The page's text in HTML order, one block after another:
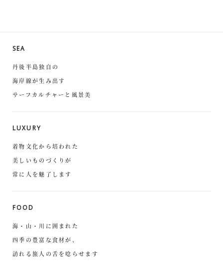
SEA
丹後半島独自の
海岸線が生み出す
サーフカルチャーと風景美
LUXURY
着物文化から培われた
美しいものづくりが
常に人を魅了します
FOOD
海・山・川に囲まれた
四季の豊富な食材が、
訪れる旅人の舌を唸らせます